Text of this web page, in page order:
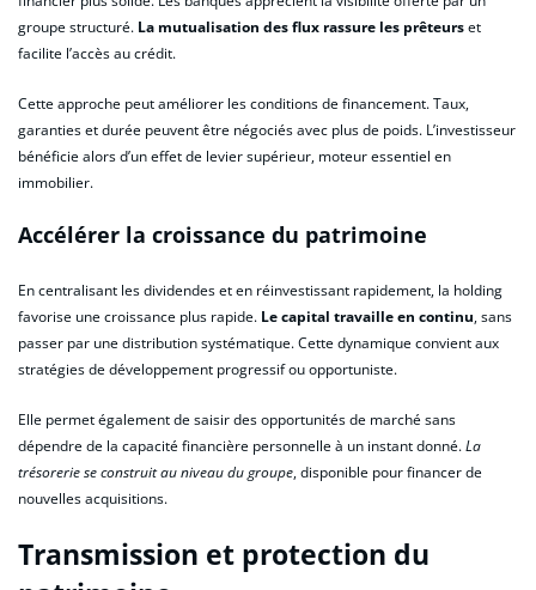
groupe structuré. La mutualisation des flux rassure les prêteurset
facilite l’accès au crédit.
Cette approche peut améliorer les conditions de financement. Taux,
garanties et durée peuvent être négociés avec plus de poids. L’investisseur
bénéficie alors d’un effet de levier supérieur, moteur essentiel en
immobilier.
Accélérer la croissance du patrimoine
En centralisant les dividendes et en réinvestissant rapidement, la holding
favorise une croissance plus rapide. Le capital travaille en continu, sans
passer par une distribution systématique. Cette dynamique convient aux
stratégies de développement progressif ou opportuniste.
Elle permet également de saisir des opportunités de marché sans
dépendre de la capacité financière personnelle à un instant donné.La
trésorerie se construit au niveau du groupe, disponible pour financer de
nouvelles acquisitions.
Transmission et protection du